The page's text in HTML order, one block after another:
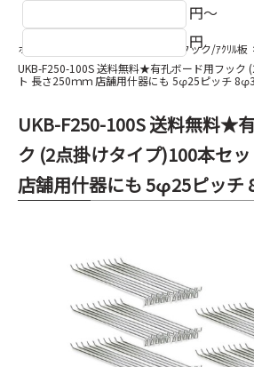
円～
円
ホーム
有孔ﾎﾞｰﾄﾞフック/ｱｸﾘﾙ板
UKB-F250-100S 送料無料★有孔ボード用フック
ト 長さ250ｍｍ 店舗用什器にも 5φ25ピッチ
UKB-F250-100S 送料無料★
ク (2点掛けタイプ)100本セ
店舗用什器にも 5φ25ピッチ